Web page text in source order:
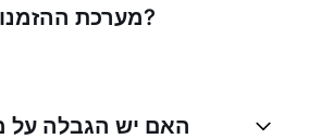
מערכת ההזמנות הנוכחית שלי?
האם יש הגבלה על